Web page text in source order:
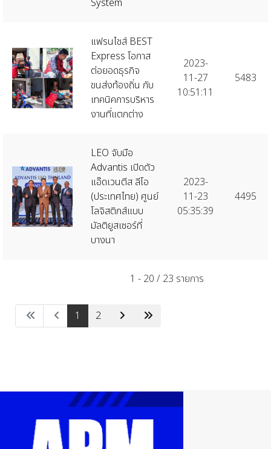
System
แฟรนไชส์ BEST
Express โอกาส
ต่อยอดธุรกิจ
ขนส่งท้องถิ่น กับ
เทคนิคการบริหาร
งานที่แตกต่าง
2023-
11-27
10:51:11
5483
LEO จับมือ
Advantis เปิดตัว
แอ๊ดเวนตีส ลีโอ
(ประเทศไทย) ศูนย์
โลจิสติกส์แบบ
มัลติยูสเซอร์ที่
บางนา
2023-
11-23
05:35:39
4495
1 - 20 / 23 รายการ
1 2